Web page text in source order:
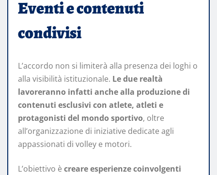
Eventi e contenuti
condivisi
L’accordo non si limiterà alla presenza dei loghi o
alla visibilità istituzionale. Le due realtà
lavoreranno infatti anche alla produzione di
contenuti esclusivi con atlete, atleti e
protagonisti del mondo sportivo, oltre
all’organizzazione di iniziative dedicate agli
appassionati di volley e motori.
L’obiettivo è creare esperienze coinvolgenti